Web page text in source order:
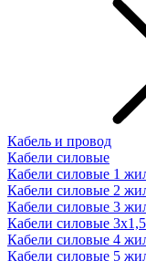
Кабель и провод
Кабели силовые
Кабели силовые 1
Кабели силовые 2
Кабели силовые 3
Кабели силовые 3х1,5
Кабели силовые 4
Кабели силовые 5